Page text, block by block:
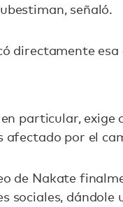
señaló.
directamente
particular,
afectado por el
de Nakate
sociales,